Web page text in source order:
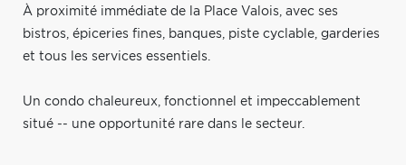
À proximité immédiate de la Place Valois, avec ses
bistros, épiceries fines, banques, piste cyclable, garderies
et tous les services essentiels.
Un condo chaleureux, fonctionnel et impeccablement
situé -- une opportunité rare dans le secteur.